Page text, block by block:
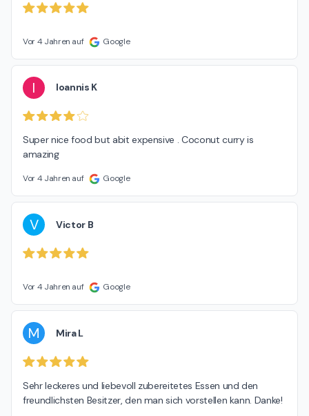
Vor 4 Jahren auf Google
I Ioannis K
Super nice food but abit expensive . Coconut curry is
amazing
Vor 4 Jahren auf Google
V Victor B
Vor 4 Jahren auf Google
M Mira L
Sehr leckeres und liebevoll zubereitetes Essen und den
freundlichsten Besitzer, den man sich vorstellen kann. Danke!